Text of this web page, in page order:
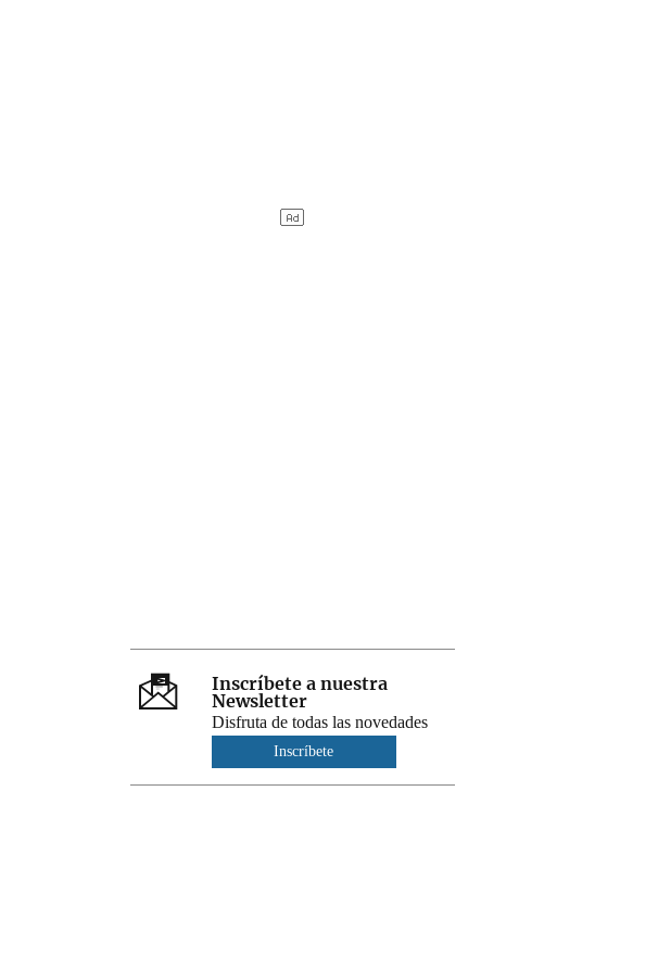
Inscríbete a nuestra
Newsletter
Disfruta de todas las novedades
Inscríbete